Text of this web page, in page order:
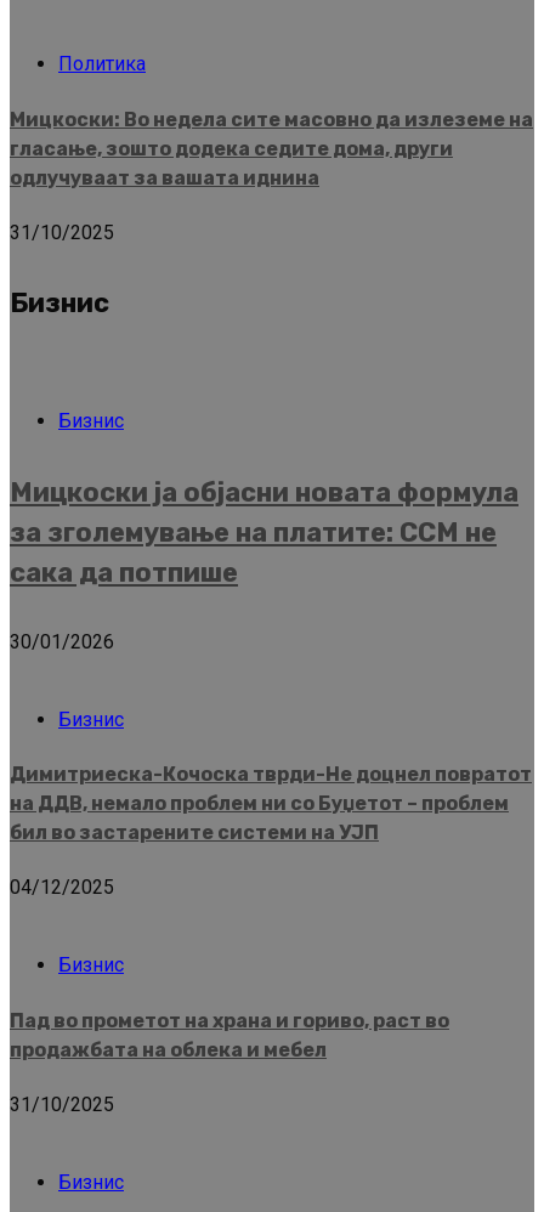
Политика
Мицкоски: Во недела сите масовно да излеземе на
гласање, зошто додека седите дома, други
одлучуваат за вашата иднина
31/10/2025
Бизнис
Бизнис
Мицкоски ја објасни новата формула
за зголемување на платите: ССМ не
сака да потпише
30/01/2026
Бизнис
Димитриеска-Кочоска тврди-Не доцнел повратот
на ДДВ, немало проблем ни со Буџетот – проблем
бил во застарените системи на УЈП
04/12/2025
Бизнис
Пад во прометот на храна и гориво, раст во
продажбата на облека и мебел
31/10/2025
Бизнис